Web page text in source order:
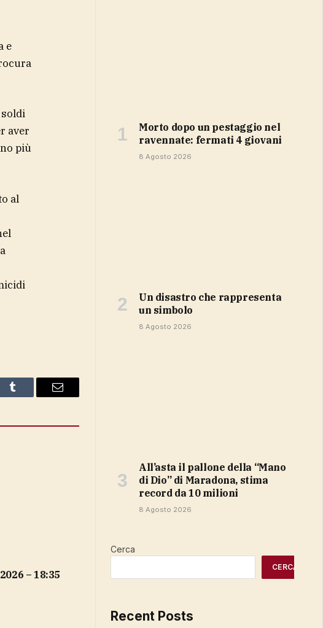
e
aver
più
al
Tumblr Email
– 18:35
Morto dopo un pestaggio nel
ravennate: fermati 4 giovani
8 Agosto 2026
Un disastro che rappresenta
un simbolo
8 Agosto 2026
All’asta il pallone della “Mano
di Dio” di Maradona, stima
record da 10 milioni
8 Agosto 2026
Cerca
CERCA
Recent Posts